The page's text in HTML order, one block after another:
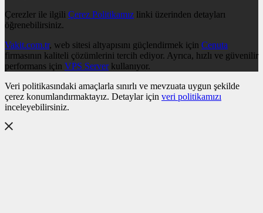
Çerezler ile ilgili Çerez Politikamız linki üzerinden detayları
öğrenebilirsiniz.
Vakit.com.tr, web sitesi altyapısını güçlendirmek için Cenuta
firmasının kaliteli çözümlerini tercih ediyor. Ayrıca, hızlı ve güvenilir
performans için VPS Serverkullanıyor.
Veri politikasındaki amaçlarla sınırlı ve mevzuata uygun şekilde
çerez konumlandırmaktayız. Detaylar için veri politikamızı
inceleyebilirsiniz.